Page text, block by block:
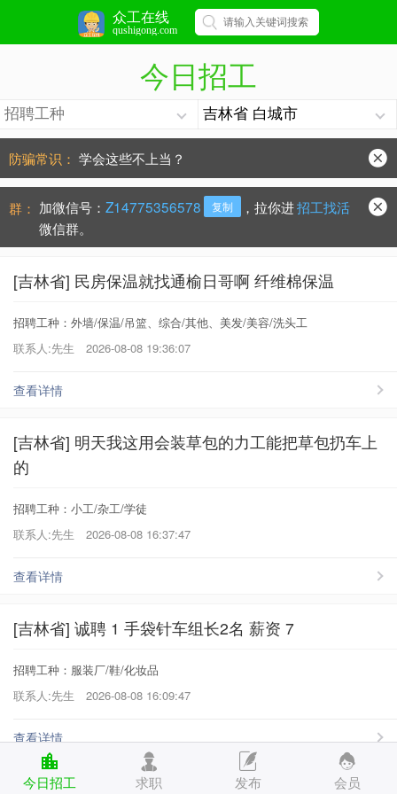
众工在线
qushigong.com
今日招工
防骗常识： 学会这些不上当？
手机号被冒用，点击查看处理办法。
群： 加微信号： Z14775356578 复制 ，拉你进招工找活
微信群。
[吉林省] 民房保温就找通榆日哥啊 纤维棉保温
招聘工种：外墙/保温/吊篮、综合/其他、美发/美容/洗头工
联系人:先生
2026-08-08 19:36:07
查看详情
[吉林省] 明天我这用会装草包的力工能把草包扔车上
的
招聘工种：小工/杂工/学徒
联系人:先生
2026-08-08 16:37:47
查看详情
[吉林省] 诚聘 1 手袋针车组长2名 薪资 7
招聘工种：服装厂/鞋/化妆品
联系人:先生
2026-08-08 16:09:47
查看详情
[吉林省] 洮南诚聘 初中 物理 化 老师
今日招工 求职 发布 会员